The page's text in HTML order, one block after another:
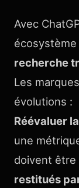
Avec
écosystème
recherche
Les
évolutions :
Réévaluer
une
doivent
restitués